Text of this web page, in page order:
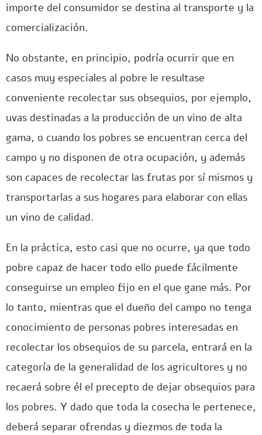
importe del consumidor se destina al transporte y la
comercialización.
No obstante, en principio, podría ocurrir que en
casos muy especiales al pobre le resultase
conveniente recolectar sus obsequios, por ejemplo,
uvas destinadas a la producción de un vino de alta
gama, o cuando los pobres se encuentran cerca del
campo y no disponen de otra ocupación, y además
son capaces de recolectar las frutas por sí mismos y
transportarlas a sus hogares para elaborar con ellas
un vino de calidad.
En la práctica, esto casi que no ocurre, ya que todo
pobre capaz de hacer todo ello puede fácilmente
conseguirse un empleo fijo en el que gane más. Por
lo tanto, mientras que el dueño del campo no tenga
conocimiento de personas pobres interesadas en
recolectar los obsequios de su parcela, entrará en la
categoría de la generalidad de los agricultores y no
recaerá sobre él el precepto de dejar obsequios para
los pobres. Y dado que toda la cosecha le pertenece,
deberá separar ofrendas y diezmos de toda la